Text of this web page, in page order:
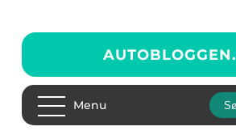
AUTOBLOGGEN.
Menu